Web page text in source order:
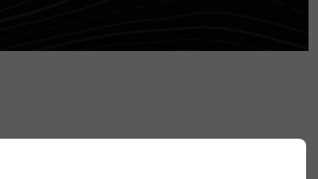
la 100ª Edición de los